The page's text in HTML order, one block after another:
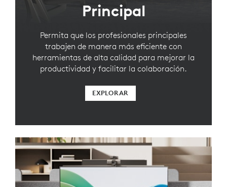
Principal
Permita que los profesionales principales
trabajen de manera más eficiente con
herramientas de alta calidad para mejorar la
productividad y facilitar la colaboración.
EXPLORAR